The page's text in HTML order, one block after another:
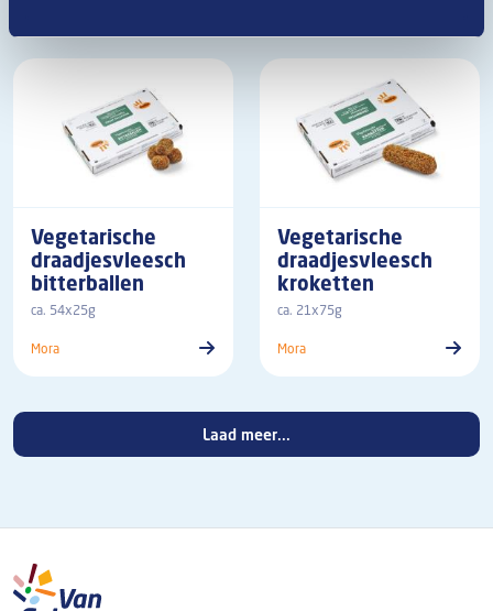
Vegetarische
draadjesvleesch
bitterballen
ca. 54x25g
Mora
Vegetarische
draadjesvleesch
kroketten
ca. 21x75g
Mora
Laad meer...